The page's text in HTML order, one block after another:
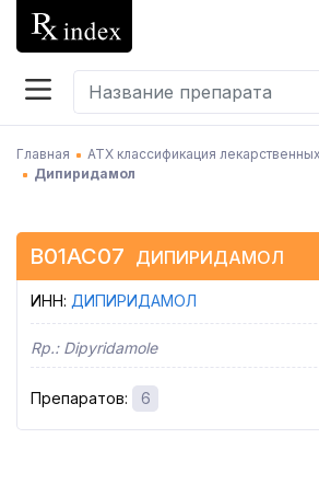
Главная
АТХ классификация
Дипиридамол
B01AC07 ДИПИРИДАМОЛ
ИНН: ДИПИРИДАМОЛ
Rp.: Dipyridamole
Препаратов: 6